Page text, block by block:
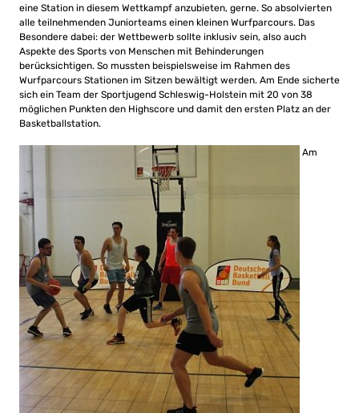
eine Station in diesem Wettkampf anzubieten, gerne. So absolvierten
alle teilnehmenden Juniorteams einen kleinen Wurfparcours. Das
Besondere dabei: der Wettbewerb sollte inklusiv sein, also auch
Aspekte des Sports von Menschen mit Behinderungen
berücksichtigen. So mussten beispielsweise im Rahmen des
Wurfparcours Stationen im Sitzen bewältigt werden. Am Ende sicherte
sich ein Team der Sportjugend Schleswig-Holstein mit 20 von 38
möglichen Punkten den Highscore und damit den ersten Platz an der
Basketballstation.
Am